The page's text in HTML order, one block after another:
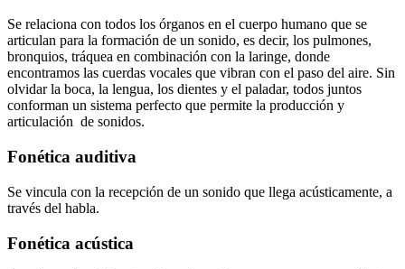
Se relaciona con todos los órganos en el cuerpo humano que se
articulan para la formación de un sonido, es decir, los pulmones,
bronquios, tráquea en combinación con la laringe, donde
encontramos las cuerdas vocales que vibran con el paso del aire. Sin
olvidar la boca, la lengua, los dientes y el paladar, todos juntos
conforman un sistema perfecto que permite la producción y
articulación de sonidos.
Fonética auditiva
Se vincula con la recepción de un sonido que llega acústicamente, a
través del habla.
Fonética acústica